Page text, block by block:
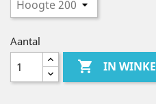
Aantal
 IN